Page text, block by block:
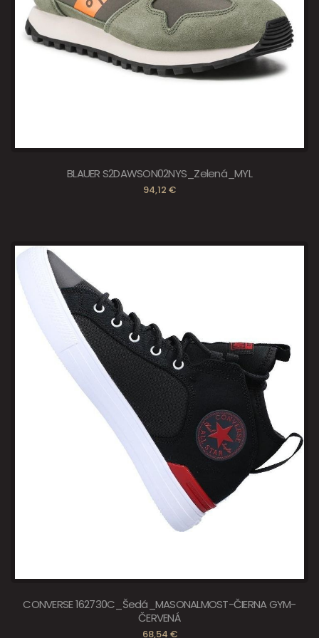
BLAUER S2DAWSON02NYS_Zelená_MYL
94,12 €
CONVERSE 162730C_Šedá_MASONALMOST-ČIERNA GYM-
ČERVENÁ
68,54 €